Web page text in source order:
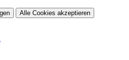
Alle Cookies akzeptieren